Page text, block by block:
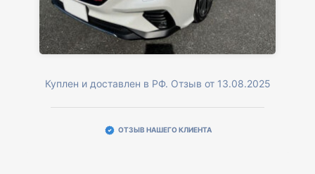
Куплен и доставлен в РФ. Отзыв от 13.08.2025
ОТЗЫВ НАШЕГО КЛИЕНТА